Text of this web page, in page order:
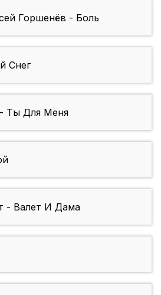
Горшенёв - Боль
Снег
Ты Для Меня
- Валет И Дама